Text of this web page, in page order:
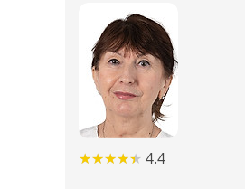
★★★★★
★★★★★ 4.4